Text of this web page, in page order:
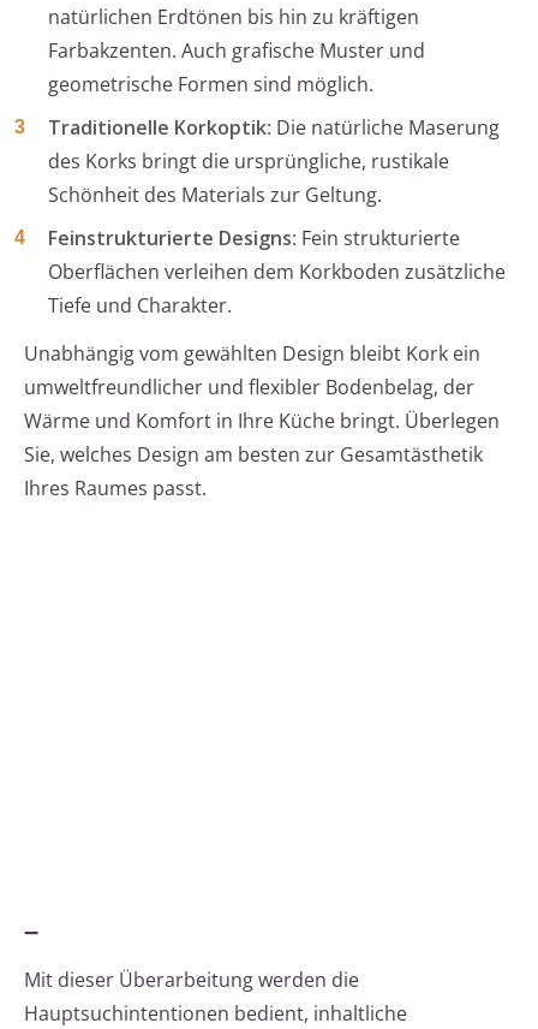
natürlichen Erdtönen bis hin zu kräftigen
Farbakzenten. Auch grafische Muster und
geometrische Formen sind möglich.
Traditionelle Korkoptik: Die natürliche Maserung
des Korks bringt die ursprüngliche, rustikale
Schönheit des Materials zur Geltung.
Feinstrukturierte Designs: Fein strukturierte
Oberflächen verleihen dem Korkboden zusätzliche
Tiefe und Charakter.
Unabhängig vom gewählten Design bleibt Kork ein
umweltfreundlicher und flexibler Bodenbelag, der
Wärme und Komfort in Ihre Küche bringt. Überlegen
Sie, welches Design am besten zur Gesamtästhetik
Ihres Raumes passt.
–
Mit dieser Überarbeitung werden die
Hauptsuchintentionen bedient, inhaltliche